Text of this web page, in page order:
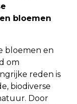
bloemen
bloemen en
om
reden is
biodiverse
Door